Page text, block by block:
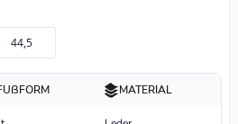
44,5
MATERIAL